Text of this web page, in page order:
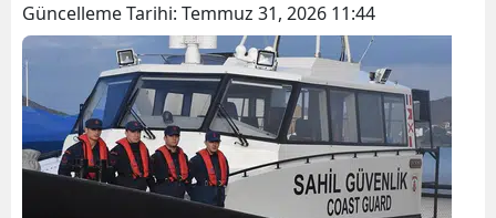
Balıkesir
Bilecik
Bingöl
Bitlis
Güncelleme Tarihi: Temmuz 31, 2026 11:44